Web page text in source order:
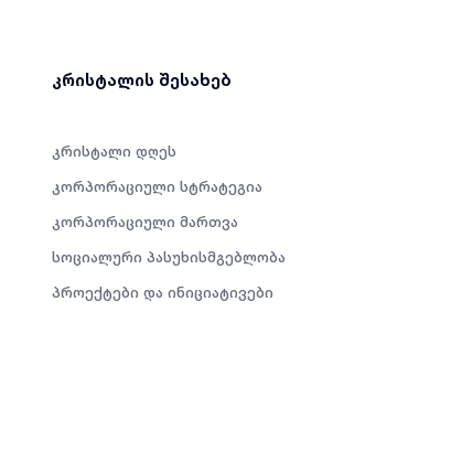
კრისტალის შესახებ
კრისტალი დღეს
კორპორაციული სტრატეგია
კორპორაციული მართვა
სოციალური პასუხისმგებლობა
პროექტები და ინიციატივები